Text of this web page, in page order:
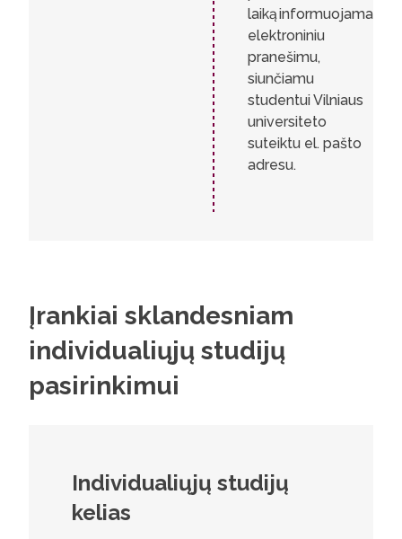
laiką informuojama
elektroniniu
pranešimu,
siunčiamu
studentui Vilniaus
universiteto
suteiktu el. pašto
adresu.
Įrankiai sklandesniam
individualiųjų studijų
pasirinkimui
Individualiųjų studijų
kelias